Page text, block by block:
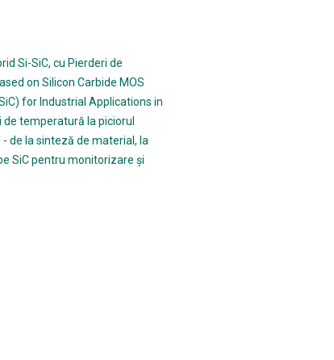
Si-SiC, cu Pierderi de
on Silicon Carbide MOS
for Industrial Applications in
temperatură la piciorul
de la sinteză de material, la
SiC pentru monitorizare și